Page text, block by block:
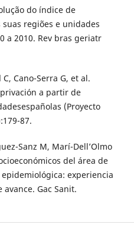
do índice de
regiões e unidades
a 2010. Rev bras geriatr
Cano-Serra G, et al.
a partir de
(Proyecto
87.
Sanz M, Marí-Dell’Olmo
del área de
experiencia
Gac Sanit.